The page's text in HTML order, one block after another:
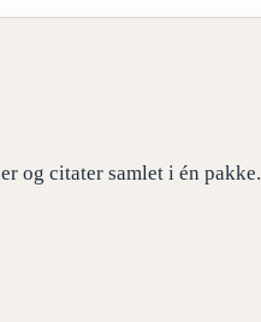
og citater samlet i én pakke.